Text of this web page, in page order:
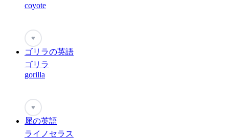
coyote
♥
ゴリラの英語
ゴリラ
gorilla
♥
犀の英語
ライノセラス